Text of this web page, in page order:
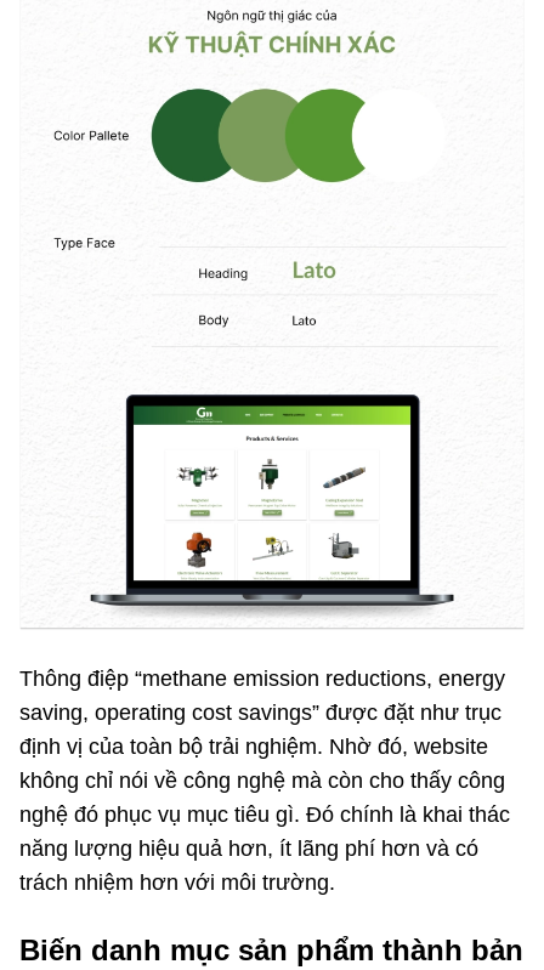
Thông điệp “methane emission reductions, energy
saving, operating cost savings” được đặt như trục
định vị của toàn bộ trải nghiệm. Nhờ đó, website
không chỉ nói về công nghệ mà còn cho thấy công
nghệ đó phục vụ mục tiêu gì. Đó chính là khai thác
năng lượng hiệu quả hơn, ít lãng phí hơn và có
trách nhiệm hơn với môi trường.
Biến danh mục sản phẩm thành bản